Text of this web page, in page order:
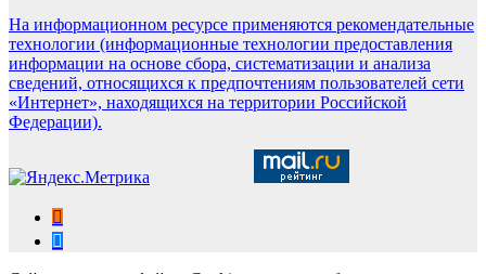
На информационном ресурсе применяются рекомендательные
технологии (информационные технологии предоставления
информации на основе сбора, систематизации и анализа
сведений, относящихся к предпочтениям пользователей сети
«Интернет», находящихся на территории Российской
Федерации).